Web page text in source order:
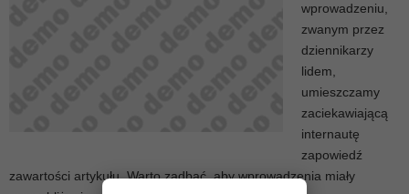
wprowadzeniu,
zwanym przez
dziennikarzy
lidem,
umieszczamy
zaciekawiającą
internautę
zapowiedź
zawartości artykułu. Warto zadbać, aby wprowadzenia miały